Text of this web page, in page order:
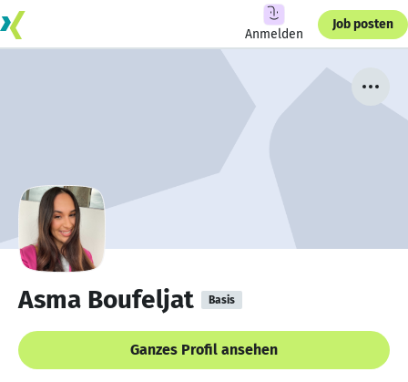
Anmelden
Job posten
Asma Boufeljat Basis
Ganzes Profil ansehen